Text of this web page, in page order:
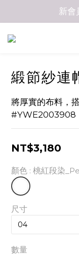
新會
緞節紗連
將厚實的布料，
#YWE2003908
NT$3,180
顏色 : 桃紅段染
尺寸
數量